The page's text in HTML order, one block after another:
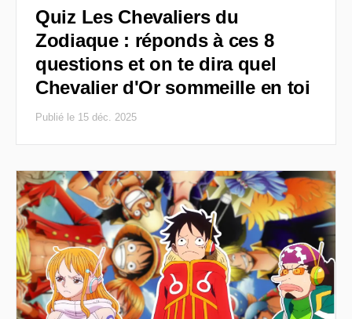
Quiz Les Chevaliers du
Zodiaque : réponds à ces 8
questions et on te dira quel
Chevalier d'Or sommeille en toi
Publié le 15 déc. 2025